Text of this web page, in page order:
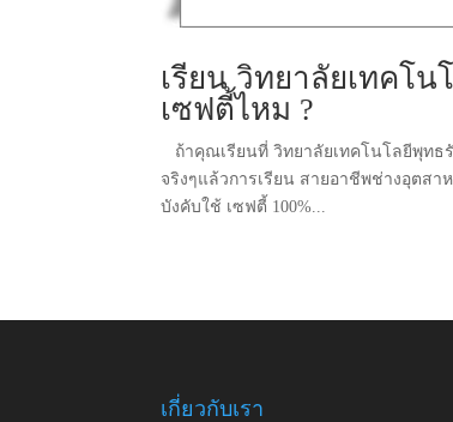
เรียน วิทยาลัยเทคโ
เซฟตี้ไหม ?
ถ้าคุณเรียนที่ วิทยาลัยเทคโนโลยีพุทธรั
จริงๆแล้วการเรียน สายอาชีพช่างอุตส
บังคับใช้ เซฟตี้ 100%...
เกี่ยวกับเรา